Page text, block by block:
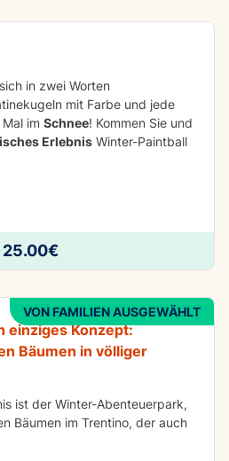
in zwei Worten
mit Farbe und jede
im Schnee! Kommen Sie und
Erlebnis Winter-Paintball
25.00€
VON FAMILIEN AUSGEWÄHLT
einziges Konzept:
Bäumen in völliger
ist der Winter-Abenteuerpark,
Bäumen im Trentino, der auch